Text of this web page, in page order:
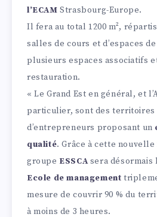
l’ECAM Strasbourg-Europe.
Il fera au total 1200 m²,
salles de cours et d’espaces
plusieurs espaces associatifs
restauration.
« Le Grand Est en général, et
particulier, sont des territoires
d’entrepreneurs proposant un
qualité. Grâce à cette
groupe ESSCAsera désormais
Ecole de management
mesure de couvrir 90 % du
à moins de 3 heures.